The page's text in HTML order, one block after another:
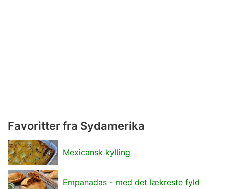
Favoritter fra Sydamerika
Mexicansk kylling
Empanadas - med det lækreste fyld